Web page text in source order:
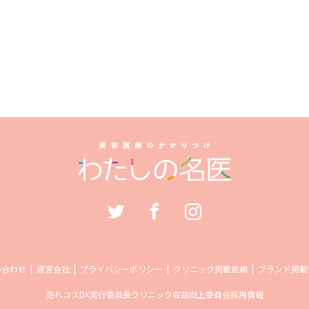
わせ 運営会社 プライバシーポリシー クリニック掲載依頼 ブランド掲
売れコスDX実行委員長クリニック収益向上委員会採用情報